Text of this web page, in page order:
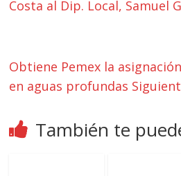
Costa al Dip. Local, Samuel
Obtiene Pemex la
en aguas profundas
También te